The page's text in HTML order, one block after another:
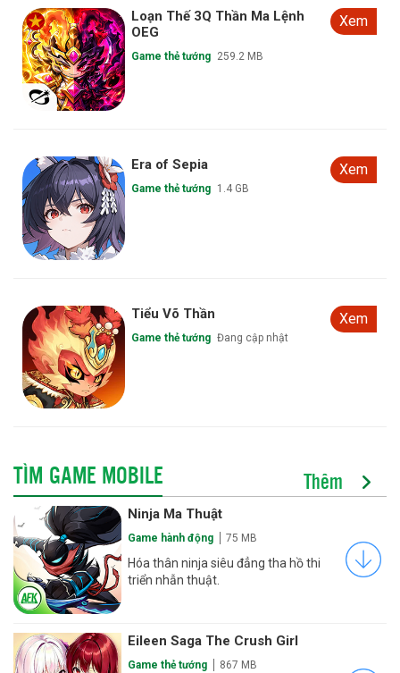
Loạn Thế 3Q Thần Ma Lệnh
OEG
Game thẻ tướng 259.2 MB
Xem
Era of Sepia
Game thẻ tướng 1.4 GB
Xem
Tiểu Võ Thần
Game thẻ tướng Đang cập nhật
Xem
TÌM GAME MOBILE Thêm
Ninja Ma Thuật
Game hành động 75 MB
Hóa thân ninja siêu đẳng tha hồ thi
triển nhẫn thuật.
Eileen Saga The Crush Girl
Game thẻ tướng 867 MB